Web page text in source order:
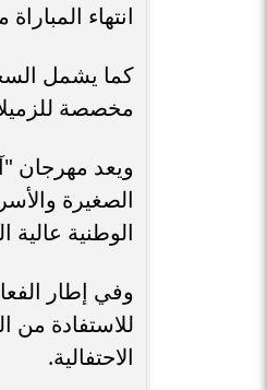
انتهاء
مخصصة
ويعد مهرجان
الصغيرة
الوطنية عالية
وفي إطار
الاحتفالية.